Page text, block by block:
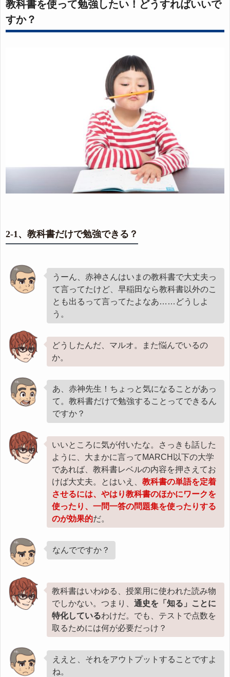
教科書を使って勉強したい！どうすればいいで
すか？
2-1、教科書だけで勉強できる？
うーん、赤神さんはいまの教科書で大丈夫っ
て言ってたけど、早稲田なら教科書以外のこ
とも出るって言ってたよなあ……どうしよ
う。
どうしたんだ、マルオ。また悩んでいるの
か。
あ、赤神先生！ちょっと気になることがあっ
て。教科書だけで勉強することってできるん
ですか？
いいところに気が付いたな。さっきも話した
ように、大まかに言ってMARCH以下の大学
であれば、教科書レベルの内容を押さえてお
けば大丈夫。とはいえ、 教科書の単語を定着
させるには、やはり教科書のほかにワークを
使ったり、一問一答の問題集を使ったりする
のが効果的だ。
なんでですか？
教科書はいわゆる、授業用に使われた読み物
でしかない。つまり、 通史を「知る」ことに
特化しているわけだ。でも、テストで点数を
取るためには何が必要だっけ？
ええと、それをアウトプットすることですよ
ね。